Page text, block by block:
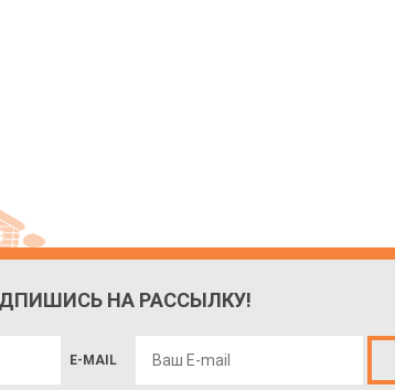
НА РАССЫЛКУ!
E-MAIL